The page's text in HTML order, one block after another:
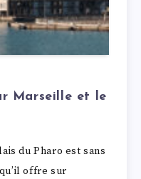
Marseille et le
du Pharo est sans
offre sur